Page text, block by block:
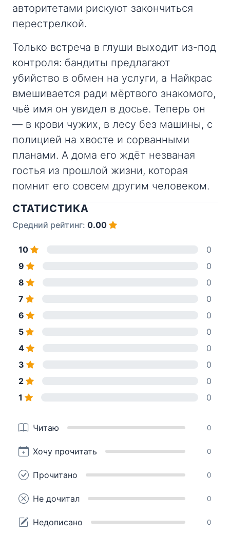
авторитетами рискуют закончиться
перестрелкой.
Только встреча в глуши выходит из-под
контроля: бандиты предлагают
убийство в обмен на услуги, а Найкрас
вмешивается ради мёртвого знакомого,
чьё имя он увидел в досье. Теперь он
— в крови чужих, в лесу без машины, с
полицией на хвосте и сорванными
планами. А дома его ждёт незваная
гостья из прошлой жизни, которая
помнит его совсем другим человеком.
СТАТИСТИКА
Средний рейтинг: 0.00
10
0
9
0
8
0
7
0
6
0
5
0
4
0
3
0
2
0
1
0
Читаю 0
Хочу прочитать 0
Прочитано 0
Не дочитал 0
Недописано 0